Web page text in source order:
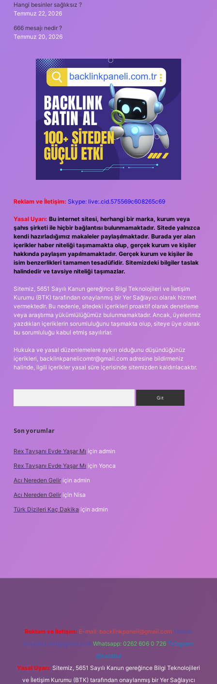
Hangi besinler sağlıksız ?
Temmuz 22, 2026
666 mesajı nedir ?
Temmuz 20, 2026
Reklam ve İletişim: Skype: live:.cid.575569c608265c69
Yasal Uyarı: Bu internet sitesi, herhangi bir marka, kurum veya
şahıs şirketi ile hiçbir bağlantısı bulunmamaktadır. Sitede yalnızca
kendi hazırladığımız makaleler paylaşılmaktadır. Burada yer alan
içerikler haber niteliği taşımamakta olup, gerçek kurum ve kişiler
hakkında paylaşım yapılmamaktadır. Gerçek kurum ve kişiler ile
isim benzerlikleri tamamen tesadüfidir. Sitemizdeki bilgiler taslak
halindedir ve tavsiye niteliği taşımazlar.
Sitemiz, 5651 Sayılı Kanun gereğince Bilgi Teknolojileri ve İletişim
Kurumu (BTK) tarafından onaylanmış bir Yer Sağlayıcı olarak hizmet
vermektedir. Bu nedenle, sitedeki içerikleri proaktif olarak denetleme
veya araştırma yükümlülüğümüz bulunmamaktadır. Ancak, üyelerimiz
yazdıkları içeriklerin sorumluluğunu taşımakta olup, siteye üye olarak
bu sorumluluğu kabul etmiş sayılırlar.
Hukuka ve yasal düzenlemelere aykırı olduğunu düşündüğünüz
içerikleri, backlinkpanelicomtr@gmail.com adresine bildirmeniz
halinde, ilgili içerikler yasal süre içerisinde sitemizden kaldırılacaktır.
Son yorumlar
Rex Tavşanı Evde Yaşar Mı için admin
Rex Tavşanı Evde Yaşar Mı için Yonca
Acı Nereden Gelir için admin
Acı Nereden Gelir için Nisa
Türk Dizileri Kaç Dakika için admin
Reklam ve İletişim: E-mail: backlinkpaneli@gmail.com Teams:
forumhizmeti@gmail.com Whatsapp: 0262 606 0 726 Telegram:
@karabul
Yasal Uyarı: Sitemiz, 5651 Sayılı Kanun gereğince Bilgi Teknolojileri
ve İletişim Kurumu (BTK) tarafından onaylanmış bir Yer Sağlayıcı